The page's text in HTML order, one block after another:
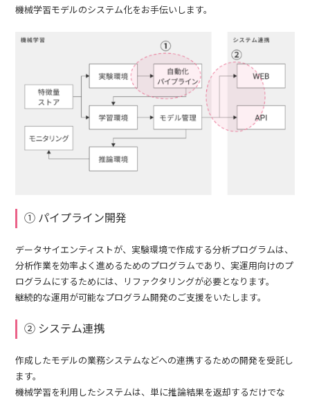
機械学習モデルのシステム化をお手伝いします。
① パイプライン開発
データサイエンティストが、実験環境で作成する分析プログラムは、
分析作業を効率よく進めるためのプログラムであり、実運用向けのプ
ログラムにするためには、リファクタリングが必要となります。
継続的な運用が可能なプログラム開発のご支援をいたします。
② システム連携
作成したモデルの業務システムなどへの連携するための開発を受託し
ます。
機械学習を利用したシステムは、単に推論結果を返却するだけでな